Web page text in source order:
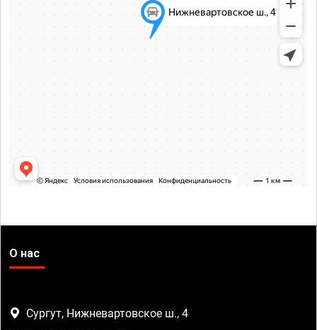
О нас
Сургут, Нижневартовское ш., 4